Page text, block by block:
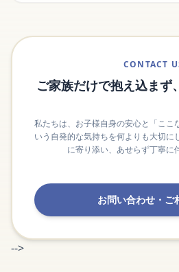
CONTACT
ご家族だけで抱え込まず
私たちは、お子様自身の安心と「ここ
いう自発的な気持ちを何よりも大切に
に寄り添い、あせらず丁寧に
お問い合わせ・ご
-->